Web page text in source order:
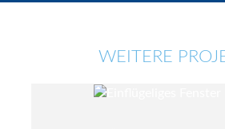
WEITERE